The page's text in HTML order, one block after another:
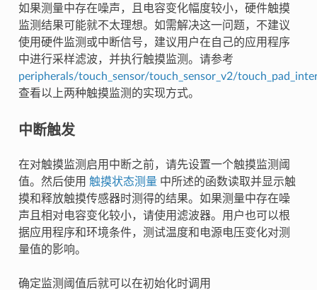
如果测量中存在噪声，且电容变化幅度较小，硬件触摸
监测结果可能就不太理想。如需解决这一问题，不建议
使用硬件监测或中断信号，建议用户在自己的应用程序
中进行采样滤波，并执行触摸监测。请参考
peripherals/touch_sensor/touch_sensor_v2/
查看以上两种触摸监测的实现方式。
中断触发
在对触摸监测启用中断之前，请先设置一个触摸监测阈
值。然后使用 触摸状态测量 中所述的函数读取并显示触
摸和释放触摸传感器时测得的结果。如果测量中存在噪
声且相对电容变化较小，请使用滤波器。用户也可以根
据应用程序和环境条件，测试温度和电源电压变化对测
量值的影响。
确定监测阈值后就可以在初始化时调用